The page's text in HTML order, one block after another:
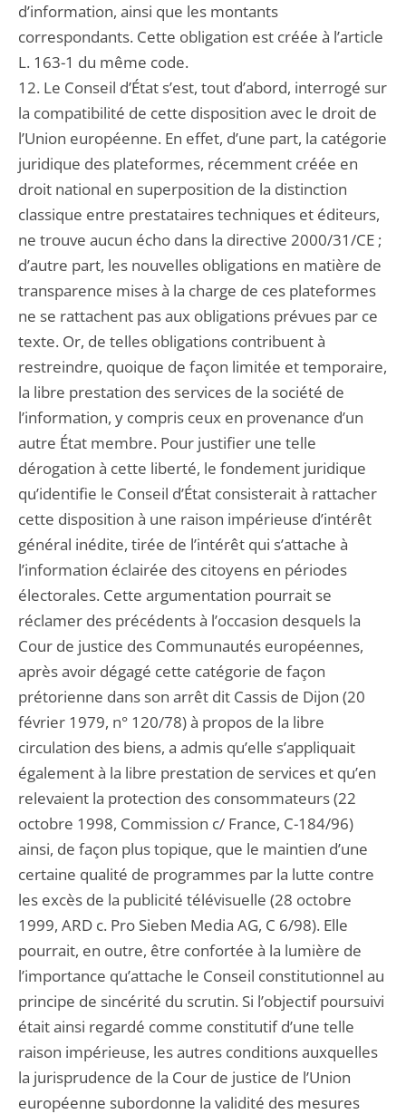
d’information, ainsi que les montants
correspondants. Cette obligation est créée à l’article
L. 163-1 du même code.
12. Le Conseil d’État s’est, tout d’abord, interrogé sur
la compatibilité de cette disposition avec le droit de
l’Union européenne. En effet, d’une part, la catégorie
juridique des plateformes, récemment créée en
droit national en superposition de la distinction
classique entre prestataires techniques et éditeurs,
ne trouve aucun écho dans la directive 2000/31/CE ;
d’autre part, les nouvelles obligations en matière de
transparence mises à la charge de ces plateformes
ne se rattachent pas aux obligations prévues par ce
texte. Or, de telles obligations contribuent à
restreindre, quoique de façon limitée et temporaire,
la libre prestation des services de la société de
l’information, y compris ceux en provenance d’un
autre État membre. Pour justifier une telle
dérogation à cette liberté, le fondement juridique
qu’identifie le Conseil d’État consisterait à rattacher
cette disposition à une raison impérieuse d’intérêt
général inédite, tirée de l’intérêt qui s’attache à
l’information éclairée des citoyens en périodes
électorales. Cette argumentation pourrait se
réclamer des précédents à l’occasion desquels la
Cour de justice des Communautés européennes,
après avoir dégagé cette catégorie de façon
prétorienne dans son arrêt dit Cassis de Dijon (20
février 1979, n° 120/78) à propos de la libre
circulation des biens, a admis qu’elle s’appliquait
également à la libre prestation de services et qu’en
relevaient la protection des consommateurs (22
octobre 1998, Commission c/ France, C-184/96)
ainsi, de façon plus topique, que le maintien d’une
certaine qualité de programmes par la lutte contre
les excès de la publicité télévisuelle (28 octobre
1999, ARD c. Pro Sieben Media AG, C 6/98). Elle
pourrait, en outre, être confortée à la lumière de
l’importance qu’attache le Conseil constitutionnel au
principe de sincérité du scrutin. Si l’objectif poursuivi
était ainsi regardé comme constitutif d’une telle
raison impérieuse, les autres conditions auxquelles
la jurisprudence de la Cour de justice de l’Union
européenne subordonne la validité des mesures